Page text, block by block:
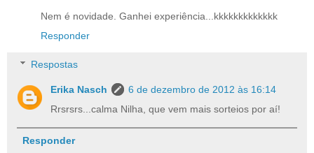
Nem é novidade. Ganhei experiência...kkkkkkkkkkkkk
Responder
Respostas
Erika Nasch
6 de dezembro de 2012 às 16:14
Rrsrsrs...calma Nilha, que vem mais sorteios por aí!
Responder